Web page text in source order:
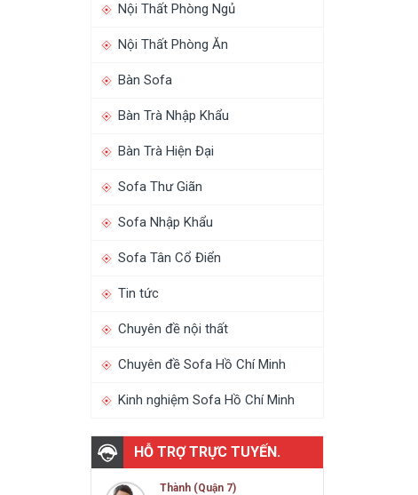
Nội Thất Phòng Ngủ
Nội Thất Phòng Ăn
Bàn Sofa
Bàn Trà Nhập Khẩu
Bàn Trà Hiện Đại
Sofa Thư Giãn
Sofa Nhập Khẩu
Sofa Tân Cổ Điển
Tin tức
Chuyên đề nội thất
Chuyên đề Sofa Hồ Chí Minh
Kinh nghiệm Sofa Hồ Chí Minh
HỖ TRỢ TRỰC TUYẾN.
Thành (Quận 7)